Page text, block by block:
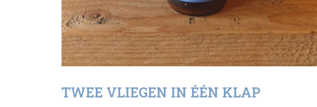
TWEE VLIEGEN IN ÉÉN KLAP